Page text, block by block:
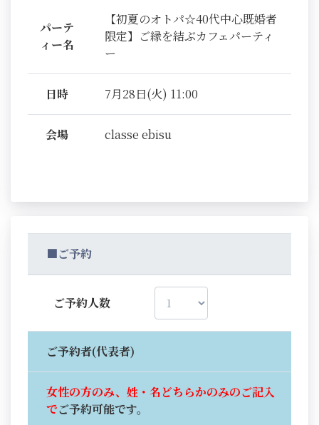
パーテ
ィー名
【初夏のオトパ☆40代中心既婚者
限定】ご縁を結ぶカフェパーティ
ー
日時 7月28日(火) 11:00
会場 classe ebisu
■ご予約
ご予約人数
ご予約者(代表者)
女性の方のみ、姓・名どちらかのみのご記入
でご予約可能です。